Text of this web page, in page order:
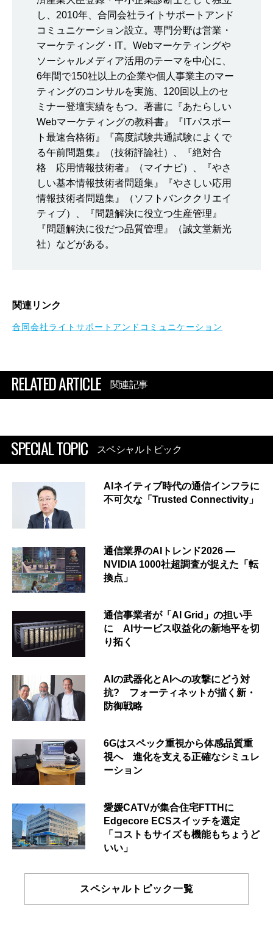
し、2010年、合同会社ライトサポートアンド
コミュニケーション設立。専門分野は営業・
マーケティング・IT。Webマーケティングや
ソーシャルメディア活用のテーマを中心に、
6年間で150社以上の企業や個人事業主のマー
ティングのコンサルを実施、120回以上のセ
ミナー登壇実績をもつ。著書に『あたらしい
Webマーケティングの教科書』『ITパスポー
ト最速合格術』『高度試験共通試験によくで
る午前問題集』（技術評論社）、『絶対合
格 応用情報技術者』（マイナビ）、『やさ
しい基本情報技術者問題集』『やさしい応用
情報技術者問題集』（ソフトバンククリエイ
ティブ）、『問題解決に役立つ生産管理』
『問題解決に役だつ品質管理』（誠文堂新光
社）などがある。
関連リンク
合同会社ライトサポートアンドコミュニケーション
RELATED ARTICLE 関連記事
SPECIAL TOPIC スペシャルトピック
AIネイティブ時代の通信インフラに
不可欠な「Trusted Connectivity」
通信業界のAIトレンド2026 ―
NVIDIA 1000社超調査が捉えた「転
換点」
通信事業者が「AI Grid」の担い手
に AIサービス収益化の新地平を切
り拓く
AIの武器化とAIへの攻撃にどう対
抗? フォーティネットが描く新・
防御戦略
6Gはスペック重視から体感品質重
視へ 進化を支える正確なシミュレ
ーション
愛媛CATVが集合住宅FTTHに
Edgecore ECSスイッチを選定
「コストもサイズも機能もちょうど
いい」
スペシャルトピック一覧